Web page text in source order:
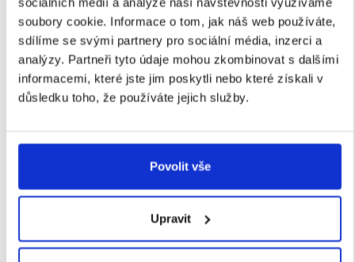
soubory cookie. Informace o tom, jak náš web používáte,
sdílíme se svými partnery pro sociální média, inzerci a
analýzy. Partneři tyto údaje mohou zkombinovat s dalšími
informacemi, které jste jim poskytli nebo které získali v
důsledku toho, že používáte jejich služby.
Povolit vše
Upravit
připravená na další
škálování efektivity.
„Čím rychleji máme k dispozici správná a
spolehlivá data, tím dříve může být léčivo
pro nás stejně důležité jako samotná
Miroslav Králík, Senior Manager Supply Chain